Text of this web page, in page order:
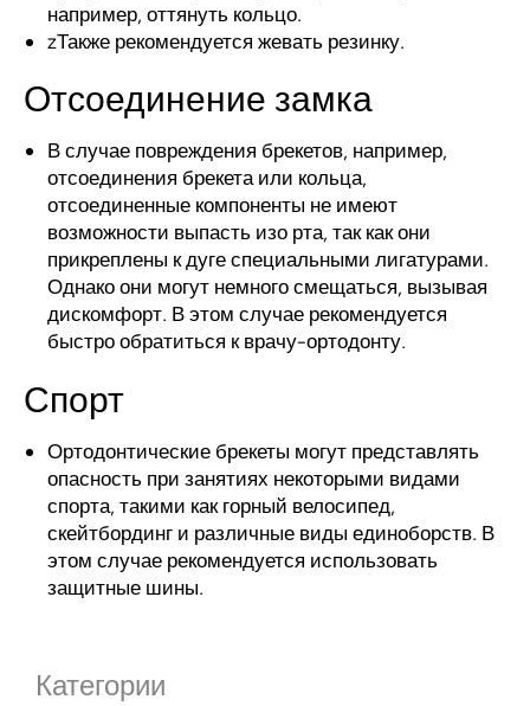
например, оттянуть кольцо.
zТакже рекомендуется жевать резинку.
Отсоединение замка
В случае повреждения брекетов, например,
отсоединения брекета или кольца,
отсоединенные компоненты не имеют
возможности выпасть изо рта, так как они
прикреплены к дуге специальными лигатурами.
Однако они могут немного смещаться, вызывая
дискомфорт. В этом случае рекомендуется
быстро обратиться к врачу-ортодонту.
Спорт
Ортодонтические брекеты могут представлять
опасность при занятиях некоторыми видами
спорта, такими как горный велосипед,
скейтбординг и различные виды единоборств. В
этом случае рекомендуется использовать
защитные шины.
Категории